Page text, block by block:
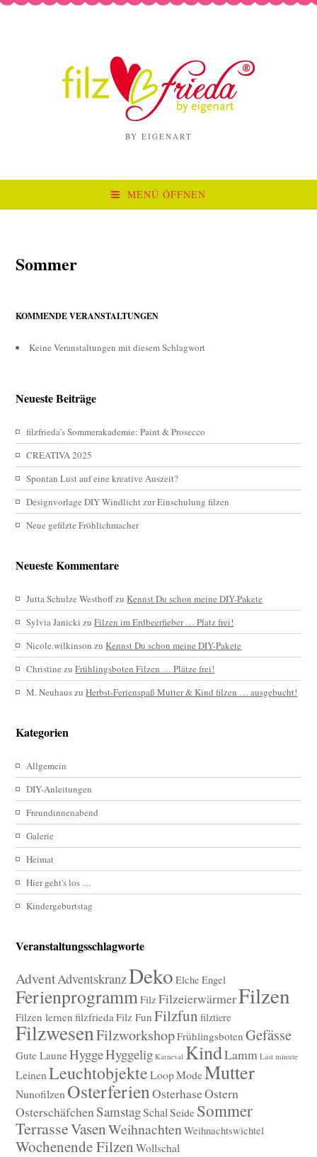
BY EIGENART
MENÜ ÖFFNEN
Sommer
KOMMENDE VERANSTALTUNGEN
Keine Veranstaltungen mit diesem Schlagwort
Neueste Beiträge
filzfrieda’s Sommerakademie: Paint & Prosecco
CREATIVA 2025
Spontan Lust auf eine kreative Auszeit?
Designvorlage DIY Windlicht zur Einschulung filzen
Neue gefilzte Fröhlichmacher
Neueste Kommentare
Jutta Schulze WesthoffzuKennst Du schon meine DIY-Pakete
Sylvia Janicki zuFilzen im Erdbeerfieber … Platz frei!
Nicole.wilkinson zuKennst Du schon meine DIY-Pakete
Christine zuFrühlingsboten Filzen … Plätze frei!
M. NeuhauszuHerbst-Ferienspaß Mutter & Kind filzen … ausgebucht!
Kategorien
Allgemein
DIY-Anleitungen
Freundinnenabend
Galerie
Heimat
Hier geht's los …
Kindergeburtstag
Veranstaltungsschlagworte
AdventAdventskranzDeko Elche Engel
FerienprogrammFilzFilzeierwärmerFilzen
Filzen lernen filzfriedaFilz Fun Filzfun filztiere
FilzwesenFilzworkshopFrühlingsboten Gefässe
Gute Laune HyggeHyggelig Karneval KindLamm Last minute
Leinen Leuchtobjekte LoopModeMutter
Nunofilzen OsterferienOsterhaseOstern
OsterschäfchenSamstagSchal SeideSommer
TerrasseVasenWeihnachtenWeihnachtswichtel
Wochenende Filzen Wollschal